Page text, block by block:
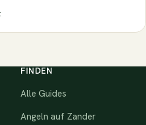
FINDEN
Alle Guides
Angeln auf Zander